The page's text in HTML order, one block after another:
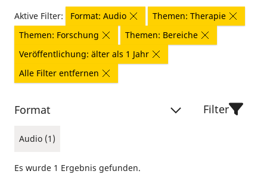
Aktive Filter: Format: Audio
Themen: Therapie
Themen: Forschung
Themen: Bereiche
Veröffentlichung: älter als 1 Jahr
Alle Filter entfernen
Format
Audio (1)
Filter
Es wurde 1 Ergebnis gefunden.